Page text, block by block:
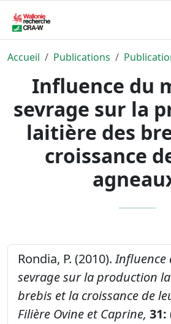
Accueil Publications
Influence du
sevrage sur la
laitière des
croissance
Rondia, P. (2010).Influence
sevrage sur la production
brebis et la croissance de
Filière Ovine et Caprine, 31: